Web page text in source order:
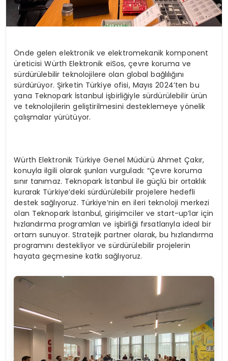
Önde gelen elektronik ve elektromekanik komponent
üreticisi Würth Elektronik eiSos, çevre koruma ve
sürdürülebilir teknolojilere olan global bağlılığını
sürdürüyor. Şirketin Türkiye ofisi, Mayıs 2024’ten bu
yana Teknopark İstanbul işbirliğiyle sürdürülebilir ürün
ve teknolojilerin geliştirilmesini desteklemeye yönelik
çalışmalar yürütüyor.
Würth Elektronik Türkiye Genel Müdürü Ahmet Çakır,
konuyla ilgili olarak şunları vurguladı: “Çevre koruma
sınır tanımaz. Teknopark İstanbul ile güçlü bir ortaklık
kurarak Türkiye’deki sürdürülebilir projelere hedefli
destek sağlıyoruz. Türkiye’nin en ileri teknoloji merkezi
olan Teknopark İstanbul, girişimciler ve start-up’lar için
hızlandırma programları ve işbirliği fırsatlarıyla ideal bir
ortam sunuyor. Stratejik partner olarak, bu hızlandırma
programını destekliyor ve sürdürülebilir projelerin
hayata geçmesine katkı sağlıyoruz.